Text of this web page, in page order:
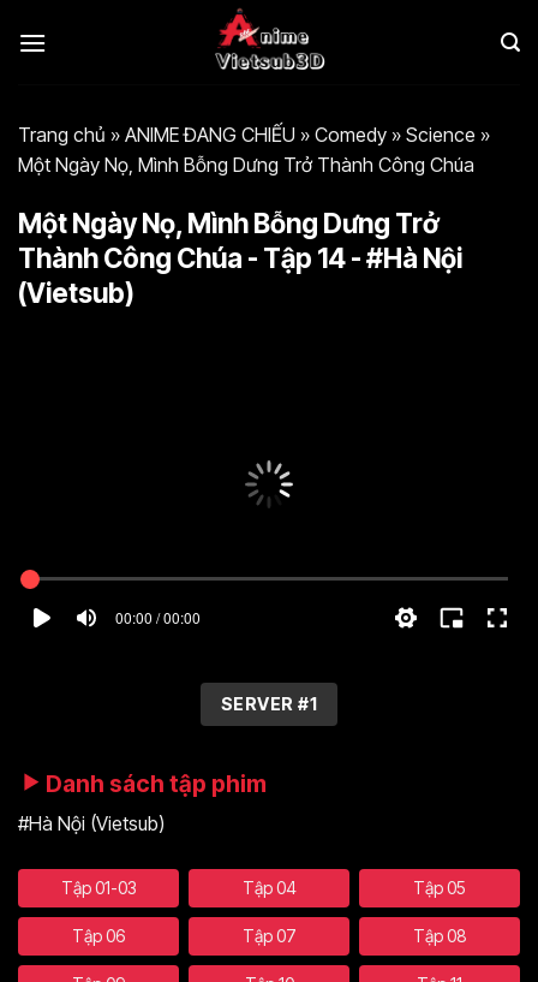
qua
Trang chủ » ANIME ĐANG CHIẾU » Comedy » Science »
Một Ngày Nọ, Mình Bỗng Dưng Trở Thành Công Chúa
Một Ngày Nọ, Mình Bỗng Dưng Trở
Thành Công Chúa - Tập 14 - #Hà Nội
(Vietsub)
00:00 / 00:00
SERVER #1
Danh sách tập phim
#Hà Nội (Vietsub)
Tập 01-03 Tập 04 Tập 05
Tập 06 Tập 07 Tập 08